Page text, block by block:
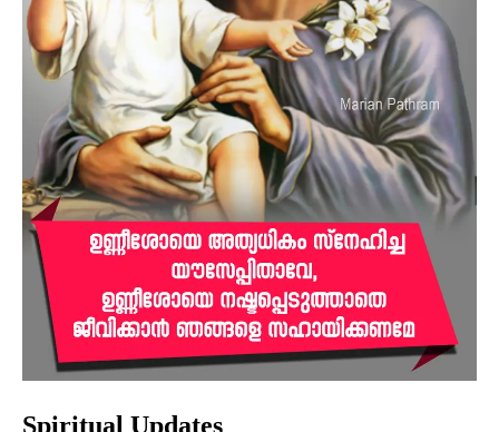
Spiritual Updates